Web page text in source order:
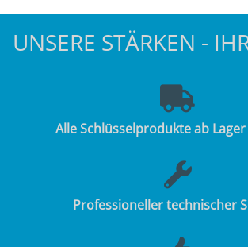
UNSERE STÄRKEN -
Alle Schlüsselprodukte ab
Professioneller technischer